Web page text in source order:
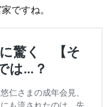
ですね。